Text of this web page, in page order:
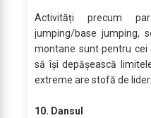
Activități precum
jumping/base jumping,
montane sunt pentru cei
să își depășească
extreme are stofă de lider.
10. Dansul